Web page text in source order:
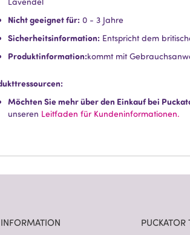
Nicht geeignet für: 0 - 3 Jahre
Sicherheitsinformation: Entspricht dem
Produktinformation:kommt mit
Möchten Sie mehr über den Einkauf bei
unseren Leitfaden für Kundeninformationen.
PUCKATOR